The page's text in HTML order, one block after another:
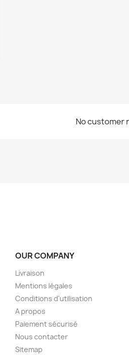
No customer
OUR COMPANY
Livraison
Mentions légales
Conditions d'utilisation
A propos
Paiement sécurisé
Nous contacter
Sitemap